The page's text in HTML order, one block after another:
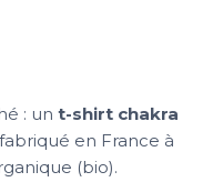
: un t-shirt chakra
en France à
(bio).